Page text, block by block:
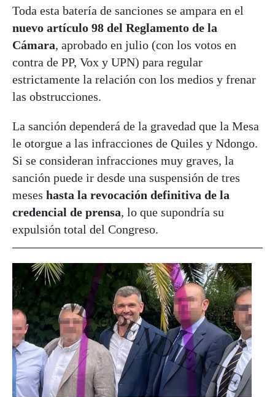
Toda esta batería de sanciones se ampara en el
nuevo artículo 98 del Reglamento de la
Cámara, aprobado en julio (con los votos en
contra de PP, Vox y UPN) para regular
estrictamente la relación con los medios y frenar
las obstrucciones.
La sanción dependerá de la gravedad que la Mesa
le otorgue a las infracciones de Quiles y Ndongo.
Si se consideran infracciones muy graves, la
sanción puede ir desde una suspensión de tres
meses hasta la revocación definitiva de la
credencial de prensa, lo que supondría su
expulsión total del Congreso.